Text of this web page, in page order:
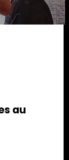
au